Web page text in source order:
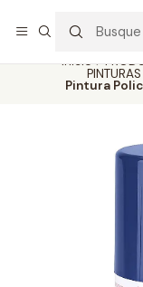
Inicio
Pintura